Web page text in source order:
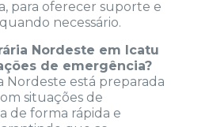
para oferecer suporte e
necessário.
Nordeste em Icatu
de emergência?
Nordeste está preparada
situações de
de forma rápida e